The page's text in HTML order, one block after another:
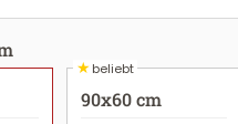
★beliebt
90x60 cm